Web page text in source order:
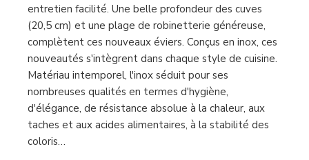
entretien facilité. Une belle profondeur des cuves
(20,5 cm) et une plage de robinetterie généreuse,
complètent ces nouveaux éviers. Conçus en inox, ces
nouveautés s'intègrent dans chaque style de cuisine.
Matériau intemporel, l'inox séduit pour ses
nombreuses qualités en termes d'hygiène,
d'élégance, de résistance absolue à la chaleur, aux
taches et aux acides alimentaires, à la stabilité des
coloris…